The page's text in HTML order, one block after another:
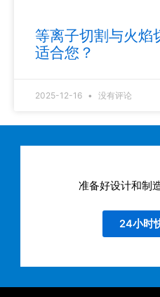
等离子切割与火焰
适合您？
2025-12-16 没有评论
准备好设计和制
24小时